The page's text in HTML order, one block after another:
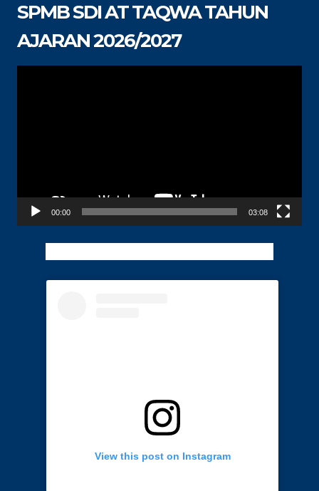
SPMB SDI AT TAQWA TAHUN
AJARAN 2026/2027
00:00 03:08
View this post on Instagram